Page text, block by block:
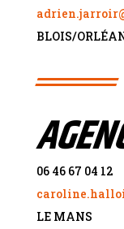
BLOIS/ORLÉ
06 46 67 04 12
LE MANS